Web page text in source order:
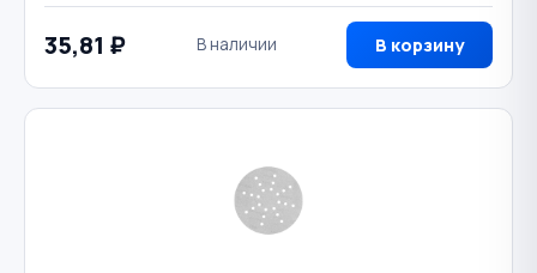
35,81 ₽ В наличии В корзину